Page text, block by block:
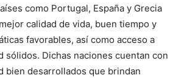
como Portugal, España y Grecia
calidad de vida, buen tiempo y
favorables, así como acceso a
sólidos. Dichas naciones cuentan con
bien desarrollados que brindan